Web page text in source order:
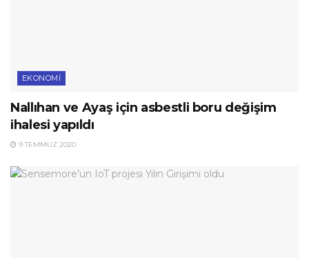
EKONOMI
Nallıhan ve Ayaş için asbestli boru değişim
ihalesi yapıldı
9 TEMMUZ 2020